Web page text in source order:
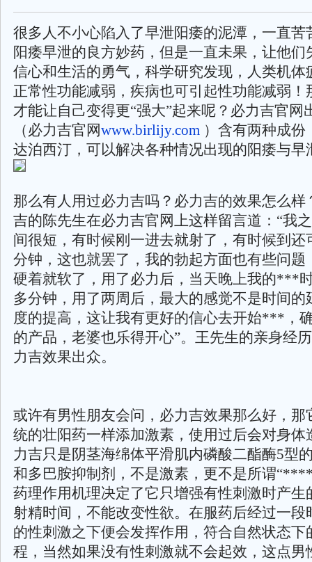
很多人不小心陷入了早泄阳痿的泥潭，一直苦
阳痿早泄的良方妙药，但是一直未果，让他们
信心和生活的勇气，科学研究发现，人类机体
正常性功能减弱，疾病也可引起性功能减弱！
才能让自己变得更“强大”起来呢？必力吉官网
（必力吉官网www.birlijy.com ）含有两种成份
达泊西汀，可以解决各种情况出现的阳痿与早
那么有人用过必力吉吗？必力吉的效果怎么样
吉的陈先生在必力吉官网上这样留言道：“我
间很短，有时候刚一进去就射了，有时候到还
分钟，这也就罢了，我的勃起方面也有些问题
硬着就软了，用了必力后，当天晚上我的***
多分钟，用了两周后，最大的感觉不是时间的
度的提高，这让我有更好的信心去开始***，
的产品，老婆也乐得开心”。王先生的亲身经
力吉效果出众。
或许有男性朋友会问，必力吉效果那么好，那
统的壮阳药一样添加激素，使用过后会对身体
力吉只是阴茎海绵体平滑肌内磷酸二酯酶5型
和多巴胺抑制剂，不是激素，更不是所谓
药理作用机理决定了它只增强有性刺激时产生
射精时间，不能改变性欲。在服药后经过一段
的性刺激之下便会发挥作用，符合自然状态下
程，当然如果没有性刺激就不会起效，这点男